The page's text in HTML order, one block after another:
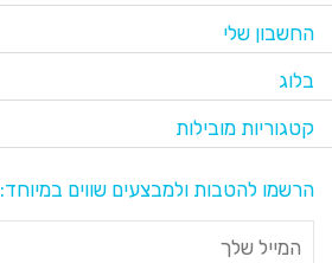
החשבון שלי
בלוג
קטגוריות מובילות
הרשמו להטבות ולמבצעים שווים במיוחד: